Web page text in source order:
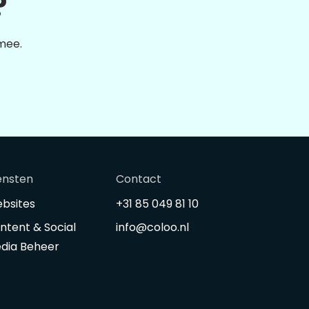
Contact
+31 85 049 81 10
info@coloo.nl
& Social
Beheer